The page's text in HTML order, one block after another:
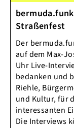
Straßenfest
Der
auf dem Max-
Uhr Live-
bedanken und
Riehle,
und Kultur, für
interessanten
Die Interviews